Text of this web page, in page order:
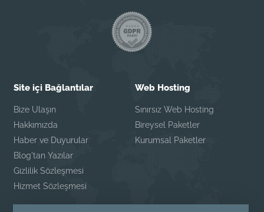
Site içi Bağlantılar
Bize Ulaşın
Hakkımızda
Haber ve Duyurular
Blog'tan Yazılar
Gizlilik Sözleşmesi
Hizmet Sözleşmesi
Web Hosting
Sınırsız Web Hosting
Bireysel Paketler
Kurumsal Paketler